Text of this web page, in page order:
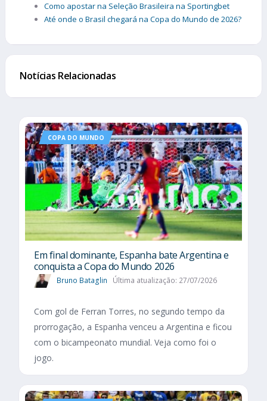
Como apostar na Seleção Brasileira na Sportingbet
Até onde o Brasil chegará na Copa do Mundo de 2026?
Notícias Relacionadas
COPA DO MUNDO
Em final dominante, Espanha bate Argentina e
conquista a Copa do Mundo 2026
Bruno Bataglin Última atualização: 27/07/2026
Com gol de Ferran Torres, no segundo tempo da
prorrogação, a Espanha venceu a Argentina e ficou
com o bicampeonato mundial. Veja como foi o
jogo.